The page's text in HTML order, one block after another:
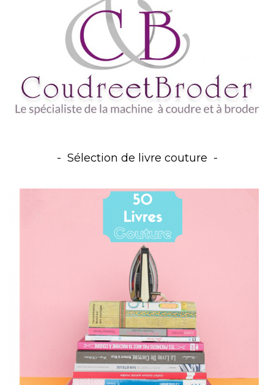
Sélection de livre couture